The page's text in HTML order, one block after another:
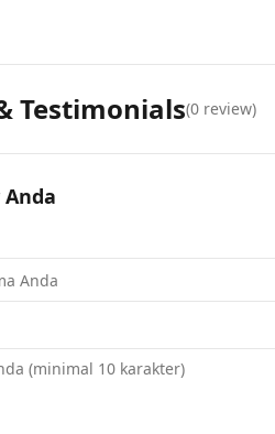
Testimonials(0 review)
Anda